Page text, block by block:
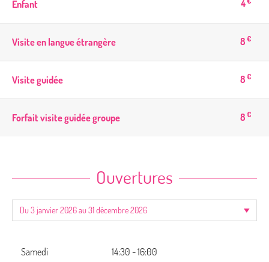
Enfant 4
Visite en langue étrangère 8 €
Visite guidée 8 €
Forfait visite guidée groupe 8 €
Ouvertures
Samedi 14:30 - 16:00